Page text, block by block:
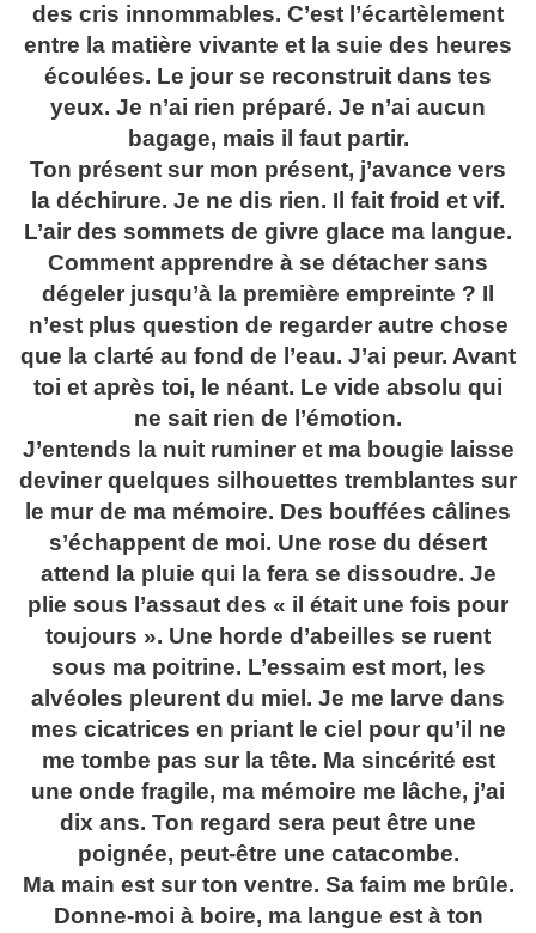
des cris innommables. C’est l’écartèlement
entre la matière vivante et la suie des heures
écoulées. Le jour se reconstruit dans tes
yeux. Je n’ai rien préparé. Je n’ai aucun
bagage, mais il faut partir.
Ton présent sur mon présent, j’avance vers
la déchirure. Je ne dis rien. Il fait froid et vif.
L’air des sommets de givre glace ma langue.
Comment apprendre à se détacher sans
dégeler jusqu’à la première empreinte ? Il
n’est plus question de regarder autre chose
que la clarté au fond de l’eau. J’ai peur. Avant
toi et après toi, le néant. Le vide absolu qui
ne sait rien de l’émotion.
J’entends la nuit ruminer et ma bougie laisse
deviner quelques silhouettes tremblantes sur
le mur de ma mémoire. Des bouffées câlines
s’échappent de moi. Une rose du désert
attend la pluie qui la fera se dissoudre. Je
plie sous l’assaut des « il était une fois pour
toujours ». Une horde d’abeilles se ruent
sous ma poitrine. L’essaim est mort, les
alvéoles pleurent du miel. Je me larve dans
mes cicatrices en priant le ciel pour qu’il ne
me tombe pas sur la tête. Ma sincérité est
une onde fragile, ma mémoire me lâche, j’ai
dix ans. Ton regard sera peut être une
poignée, peut-être une catacombe.
Ma main est sur ton ventre. Sa faim me brûle.
Donne-moi à boire, ma langue est à ton